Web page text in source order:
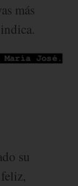
más
su